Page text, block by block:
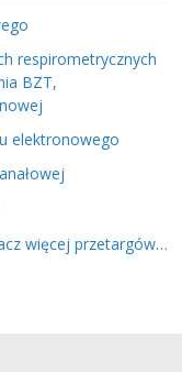
respirometrycznych
BZT,
elektronowego
więcej przetargów…